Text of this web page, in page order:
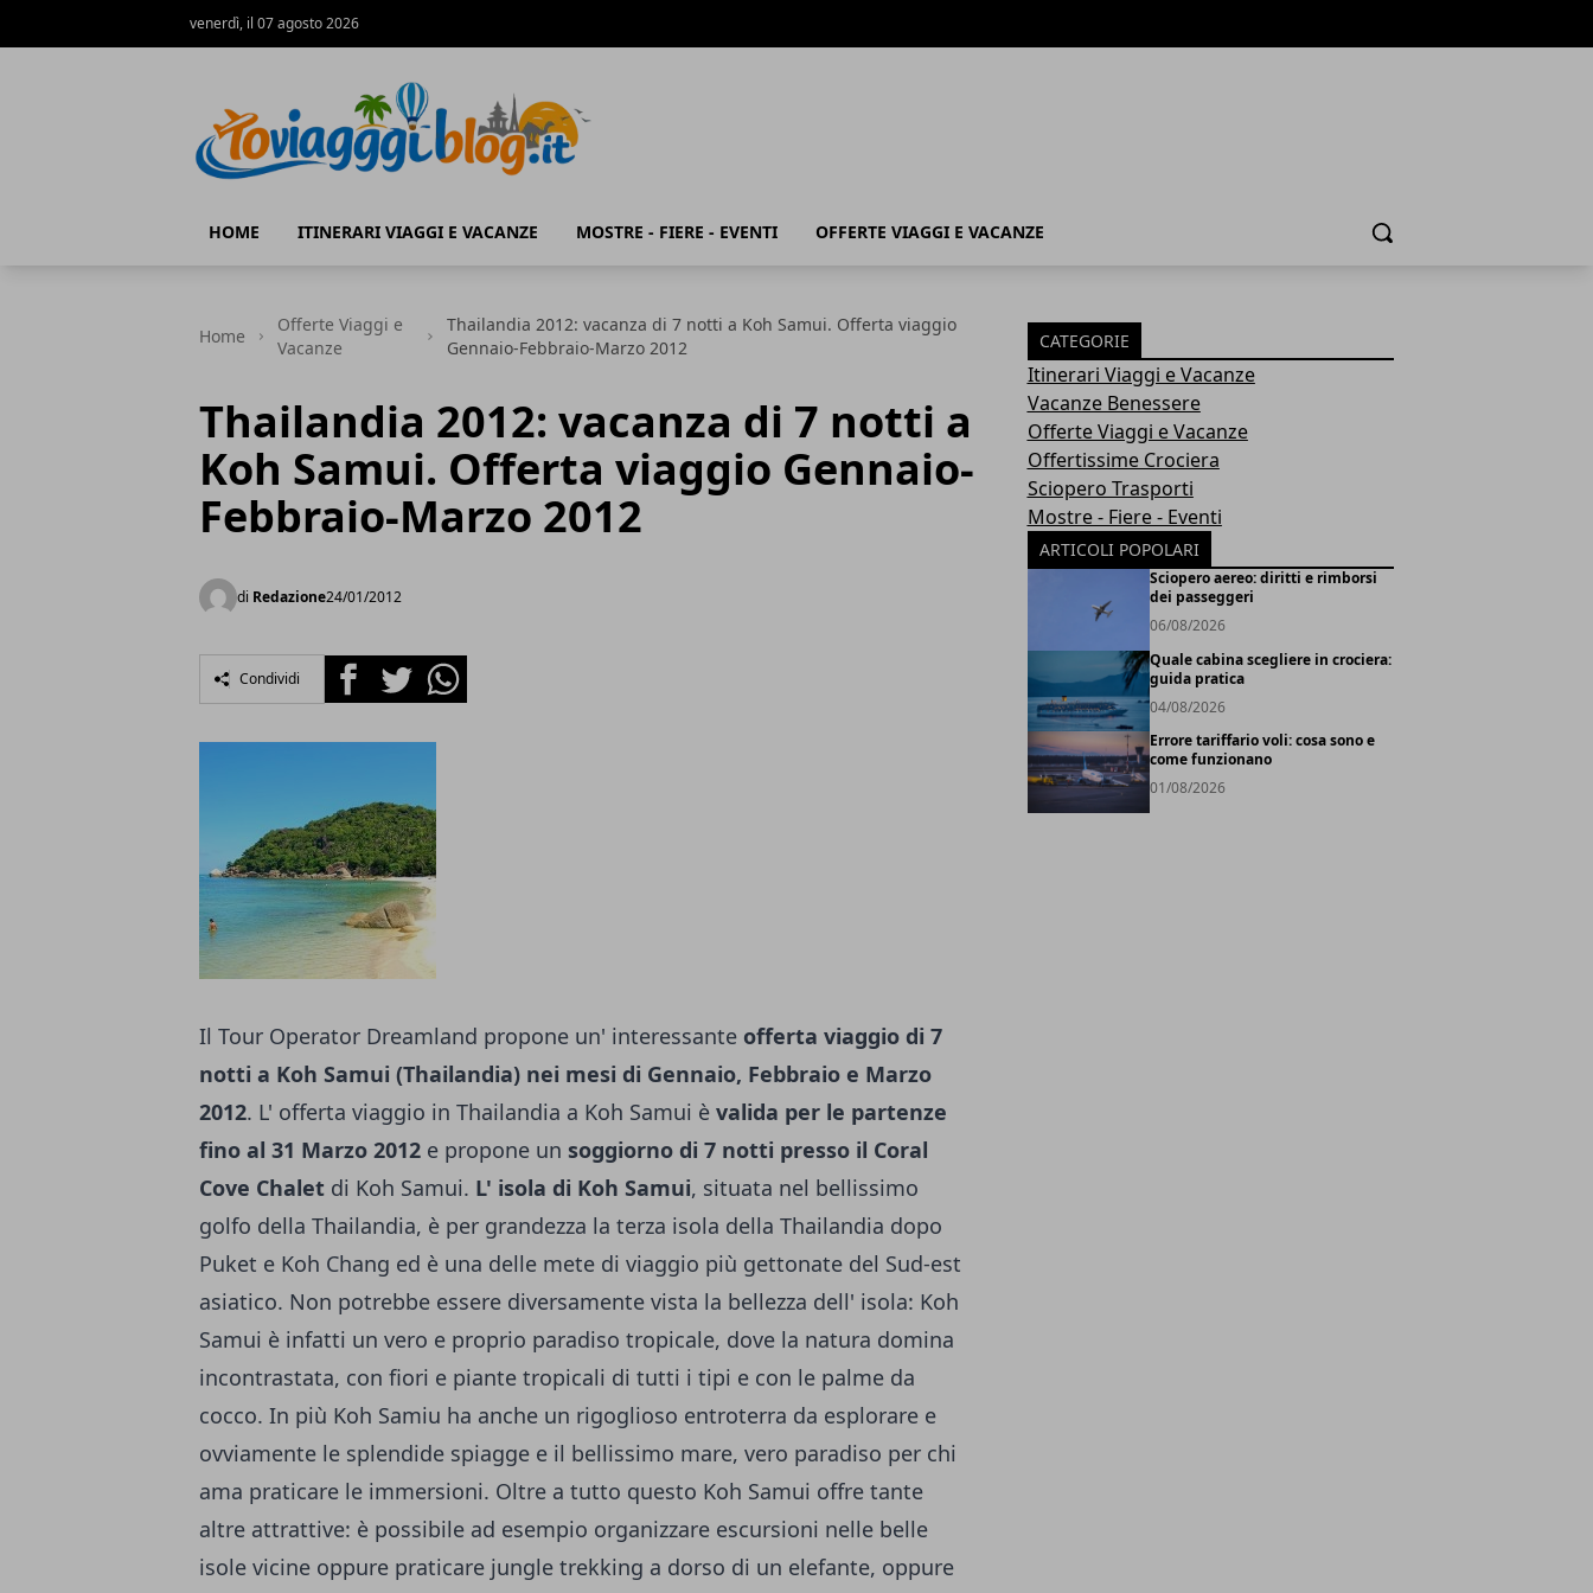
venerdì, il 07 agosto 2026
HOME ITINERARI VIAGGI E VACANZE MOSTRE - FIERE - EVENTI OFFERTE VIAGGI E VACANZE Cerca
Home
Offerte Viaggi e
Vacanze
Thailandia 2012: vacanza di 7 notti a Koh Samui. Offerta viaggio
Gennaio-Febbraio-Marzo 2012
Thailandia 2012: vacanza di 7 notti a
Koh Samui. Offerta viaggio Gennaio-
Febbraio-Marzo 2012
di Redazione24/01/2012
Condividi FacebookTwitterWhatsapp
Il Tour Operator Dreamland propone un' interessante offerta viaggio di 7
notti a Koh Samui (Thailandia) nei mesi di Gennaio, Febbraio e Marzo
2012. L' offerta viaggio in Thailandia a Koh Samui è valida per le partenze
fino al 31 Marzo 2012 e propone un soggiorno di 7 notti presso il Coral
Cove Chalet di Koh Samui. L' isola di Koh Samui, situata nel bellissimo
golfo della Thailandia, è per grandezza la terza isola della Thailandia dopo
Puket e Koh Chang ed è una delle mete di viaggio più gettonate del Sud-est
asiatico. Non potrebbe essere diversamente vista la bellezza dell' isola: Koh
Samui è infatti un vero e proprio paradiso tropicale, dove la natura domina
incontrastata, con fiori e piante tropicali di tutti i tipi e con le palme da
cocco. In più Koh Samiu ha anche un rigoglioso entroterra da esplorare e
ovviamente le splendide spiagge e il bellissimo mare, vero paradiso per chi
ama praticare le immersioni. Oltre a tutto questo Koh Samui offre tante
altre attrattive: è possibile ad esempio organizzare escursioni nelle belle
isole vicine oppure praticare jungle trekking a dorso di un elefante, oppure
CATEGORIE
Itinerari Viaggi e Vacanze
Vacanze Benessere
Offerte Viaggi e Vacanze
Offertissime Crociera
Sciopero Trasporti
Mostre - Fiere - Eventi
ARTICOLI POPOLARI
Sciopero aereo: diritti e rimborsi
dei passeggeri
06/08/2026
Quale cabina scegliere in crociera:
guida pratica
04/08/2026
Errore tariffario voli: cosa sono e
come funzionano
01/08/2026